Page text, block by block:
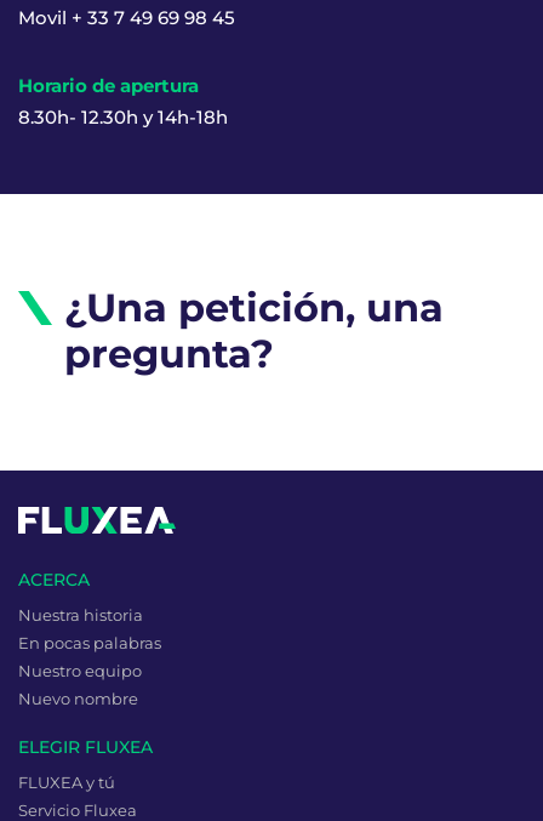
Movil + 33 7 49 69 98 45
Horario de apertura
8.30h- 12.30h y 14h-18h
¿Una petición, una
pregunta?
ACERCA
Nuestra historia
En pocas palabras
Nuestro equipo
Nuevo nombre
ELEGIR FLUXEA
FLUXEA y tú
Servicio Fluxea